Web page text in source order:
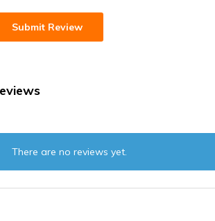
There are no reviews yet.